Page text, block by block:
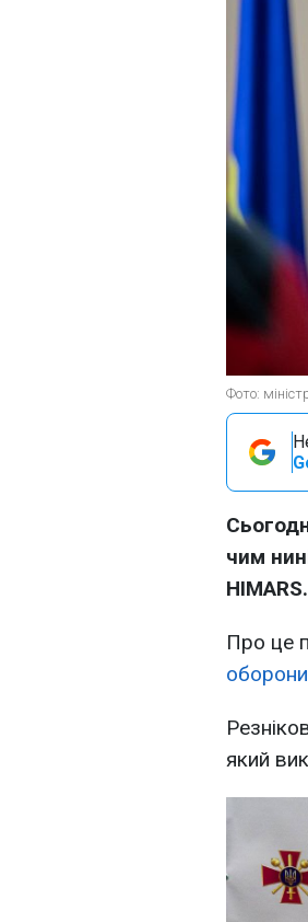
Фото:
чим
HIMARS.
Про це
оборони
який